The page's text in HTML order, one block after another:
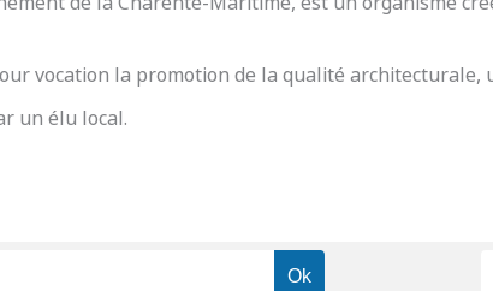
vocation la promotion de la qualité
un élu local.